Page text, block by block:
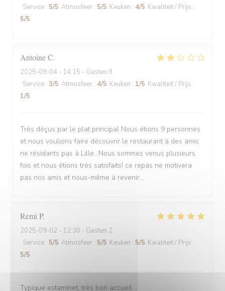
Service : 5/5 Atmosfeer : 5/5 Keuken : 4/5 Kwaliteit / Prijs :
5/5
AntoineC
2025-09-04 - 14:15 - Gasten 9
Service : 3/5 Atmosfeer : 4/5 Keuken : 1/5 Kwaliteit / Prijs :
1/5
Très déçus par le plat principal Nous étions 9 personnes
et nous voulions faire découvrir le restaurant à des amis
ne résidants pas à Lille...Nous sommes venus plusieurs
fois et nous étions très satisfaits! ce repas ne motivera
pas nos amis et nous-même à revenir...
Remi P
2025-09-02 - 12:30 - Gasten 2
Service : 5/5 Atmosfeer : 5/5 Keuken : 5/5 Kwaliteit / Prijs :
5/5
Typique estaminet, très bon accueil